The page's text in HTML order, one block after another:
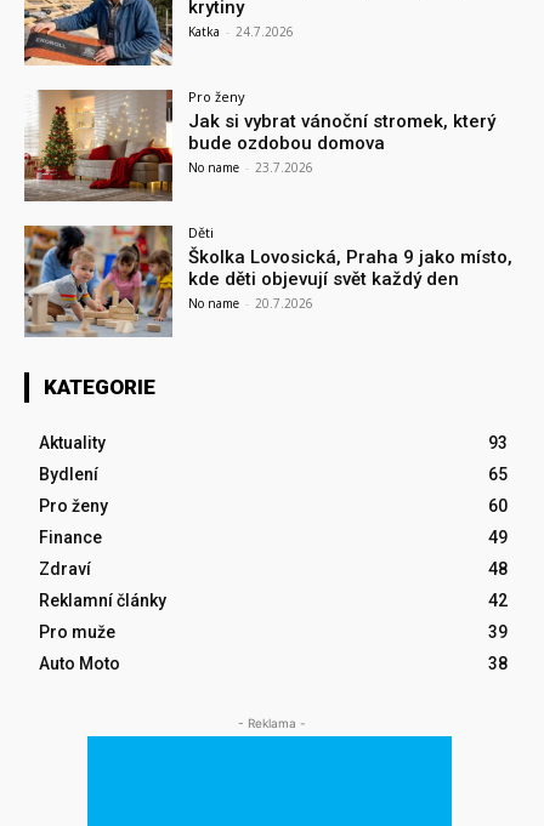
krytiny
Katka - 24.7.2026
Pro ženy
Jak si vybrat vánoční stromek, který
bude ozdobou domova
No name - 23.7.2026
Děti
Školka Lovosická, Praha 9 jako místo,
kde děti objevují svět každý den
No name - 20.7.2026
KATEGORIE
Aktuality
93
Bydlení
65
Pro ženy
60
Finance
49
Zdraví
48
Reklamní články
42
Pro muže
39
Auto Moto
38
- Reklama -